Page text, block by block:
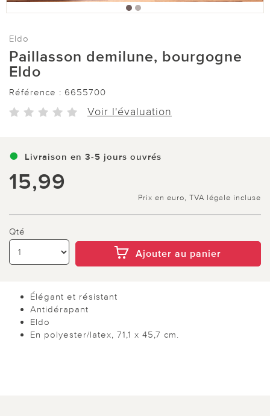
Eldo
Paillasson demilune, bourgogne
Eldo
Référence : 6655700
Voir l'évaluation
Livraison en 3-5 jours ouvrés
15,99
Prix en euro, TVA légale incluse
Qté
Ajouter au panier
Élégant et résistant
Antidérapant
Eldo
En polyester/latex, 71,1 x 45,7 cm.